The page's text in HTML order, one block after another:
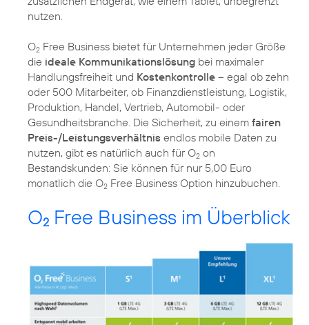
nutzen.
O2 Free Business bietet für Unternehmen jeder Größe
die ideale Kommunikationslösung bei maximaler
Handlungsfreiheit und Kostenkontrolle – egal ob zehn
oder 500 Mitarbeiter, ob Finanzdienstleistung, Logistik,
Produktion, Handel, Vertrieb, Automobil- oder
Gesundheitsbranche. Die Sicherheit, zu einem fairen
Preis-/Leistungsverhältnis endlos mobile Daten zu
nutzen, gibt es natürlich auch für O2 on
Bestandskunden: Sie können für nur 5,00 Euro
monatlich die O2 Free Business Option hinzubuchen.
O2 Free Business im Überblick